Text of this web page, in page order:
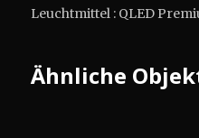
Leuchtmittel : QLED
Ähnliche